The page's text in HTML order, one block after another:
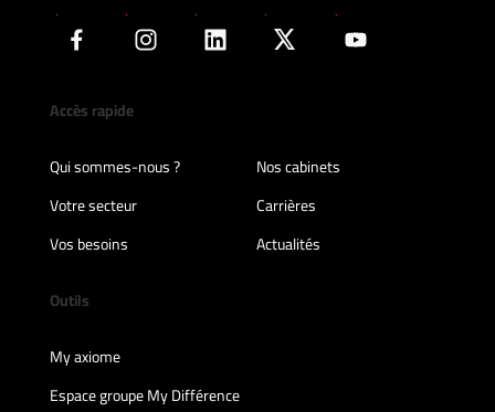
Accès rapide
Qui sommes-nous ?
Nos cabinets
Votre secteur
Carrières
Vos besoins
Actualités
Outils
My axiome
Espace groupe My Différence